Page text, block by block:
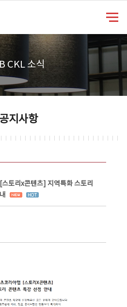
CKL 소식
공지사항
토리x콘텐츠] 지역특화 스토리